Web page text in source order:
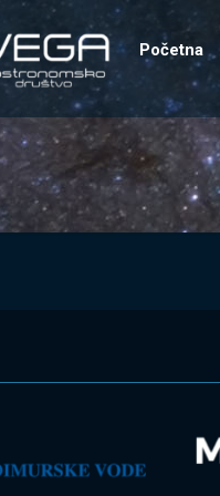
Početna